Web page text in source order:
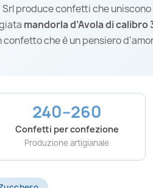
produce confetti che uniscono
mandorla d’Avola di calibro
che è un pensiero
240–260
Confetti per confezione
Produzione artigianale